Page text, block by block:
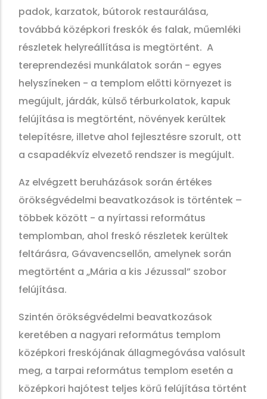
padok, karzatok, bútorok restaurálása,
továbbá középkori freskók és falak, műemléki
részletek helyreállítása is megtörtént. A
tereprendezési munkálatok során - egyes
helyszíneken - a templom előtti környezet is
megújult, járdák, külső térburkolatok, kapuk
felújítása is megtörtént, növények kerültek
telepítésre, illetve ahol fejlesztésre szorult, ott
a csapadékvíz elvezető rendszer is megújult.
Az elvégzett beruházások során értékes
örökségvédelmi beavatkozások is történtek –
többek között - a nyírtassi református
templomban, ahol freskó részletek kerültek
feltárásra, Gávavencsellőn, amelynek során
megtörtént a „Mária a kis Jézussal” szobor
felújítása.
Szintén örökségvédelmi beavatkozások
keretében a nagyari református templom
középkori freskójának állagmegóvása valósult
meg, a tarpai református templom esetén a
középkori hajótest teljes körű felújítása történt